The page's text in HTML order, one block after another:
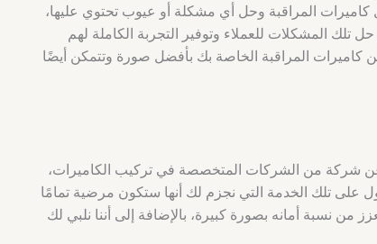
المراقبة وحل أي مشكلة أو عيوب تحتوي عليها،
تلك المشكلات للعملاء وتوفير التجربة الكاملة لهم
كاميرات المراقبة الخاصة بك بأفضل صورة وتتمكن أيضًا
شركة من الشركات المتخصصة في تركيب الكاميرات،
على تلك الخدمة التي نجزم لك أنها ستكون مرضية تمامًا
نسبة أمانه بصورة كبيرة، بالإضافة إلى أننا نلبي لك